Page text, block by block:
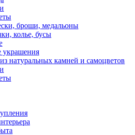
броши, медальоны
колье, бусы
украшения
натуральных камней и самоцветов